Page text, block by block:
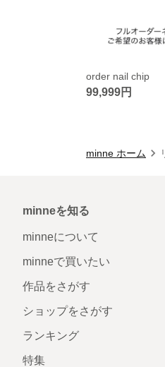
order nail chip
99,999円
minne ホーム
minneを知る
minneについて
minneで買いたい
作品をさがす
ショップをさがす
ランキング
特集